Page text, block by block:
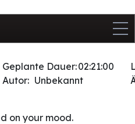
Geplante Dauer:02:21:00
Autor: Unbekannt
on your mood.